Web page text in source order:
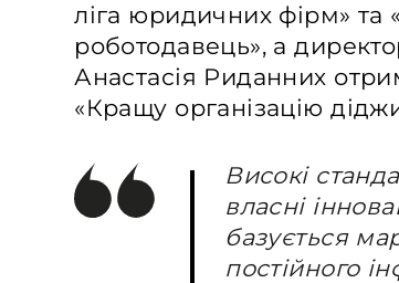
ліга юридичних фірм»
роботодавець», а
Анастасія Риданних
«Кращу організацію
Високі
власні
базується
постійного